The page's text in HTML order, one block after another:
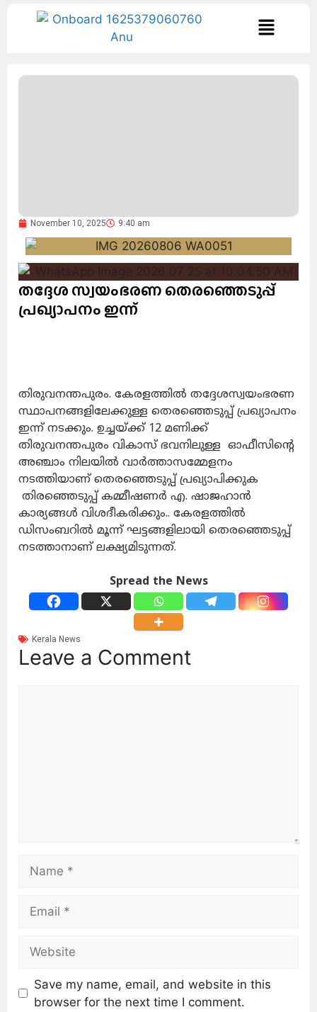
November 10, 2025 9:40 am
തദ്ദേശ സ്വയംഭരണ തെരഞ്ഞെടുപ്പ്
പ്രഖ്യാപനം ഇന്ന്
തിരുവനന്തപുരം. കേരളത്തിൽ തദ്ദേശസ്വയംഭരണ
സ്ഥാപനങ്ങളിലേക്കുള്ള തെരഞ്ഞെടുപ്പ് പ്രഖ്യാപനം
ഇന്ന് നടക്കും. ഉച്ചയ്ക്ക് 12 മണിക്ക്
തിരുവനന്തപുരം വികാസ് ഭവനിലുള്ള ഓഫീസിന്റെ
അഞ്ചാം നിലയിൽ വാർത്താസമ്മേളനം
നടത്തിയാണ് തെരഞ്ഞെടുപ്പ് പ്രഖ്യാപിക്കുക
തിരഞ്ഞെടുപ്പ് കമ്മീഷണർ എ. ഷാജഹാൻ
കാര്യങ്ങൾ വിശദീകരിക്കും.. കേരളത്തിൽ
ഡിസംബറിൽ മൂന്ന് ഘട്ടങ്ങളിലായി തെരഞ്ഞെടുപ്പ്
നടത്താനാണ് ലക്ഷ്യമിടുന്നത്.
Spread the News
Kerala News
Leave a Comment
Save my name, email, and website in this
browser for the next time I comment.